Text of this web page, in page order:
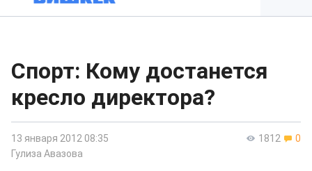
Спорт: Кому достанется
кресло директора?
1812 0
13 января 2012 08:35
Гулиза Авазова